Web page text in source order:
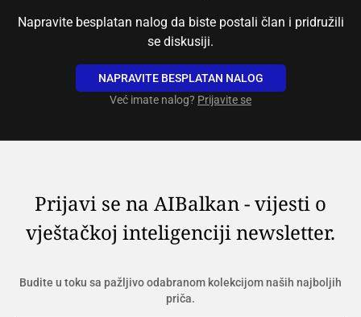
Napravite besplatan nalog da biste postali član i pridružili
se diskusiji.
NAPRAVITE BESPLATAN NALOG
Već imate nalog? Prijavite se
Prijavi se na AIBalkan - vijesti o
vještačkoj inteligenciji newsletter.
Budite u toku sa pažljivo odabranom kolekcijom naših najboljih
priča.